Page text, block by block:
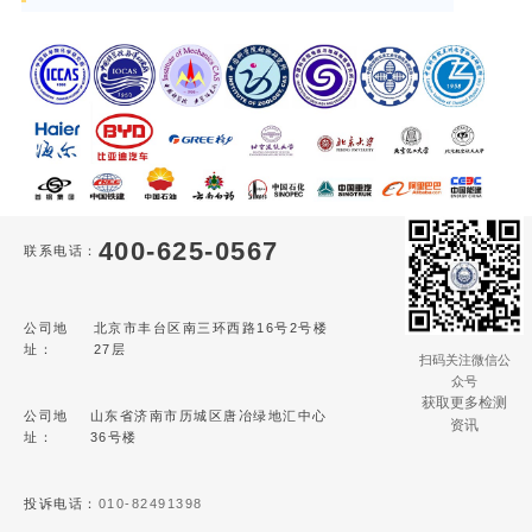
联系电话： 400-625-0567
公司地
址：
北京市丰台区南三环西路16号2号楼
27层
公司地
址：
山东省济南市历城区唐冶绿地汇中心
36号楼
投诉电话： 010-82491398
扫码关注微信公
众号
获取更多检测
资讯